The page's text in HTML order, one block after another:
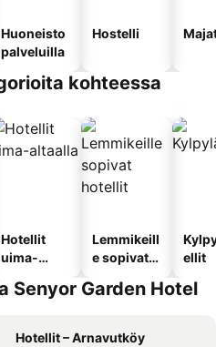
Huoneisto
palveluilla
Hostelli
kohteessa
Hotellit
uima-
Lemmikeill
e sopivat
ellit
Senyor Garden Hotel
Hotellit – Arnavutköy